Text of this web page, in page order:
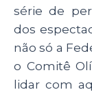
série de
dos
não só a
o Comitê
lidar com